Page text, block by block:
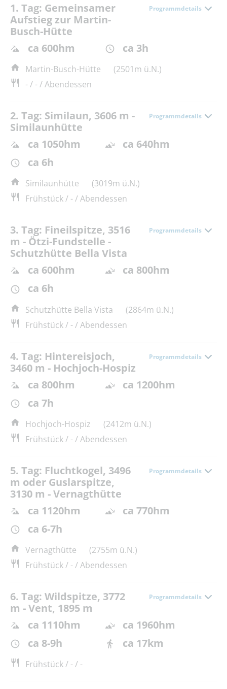
1. Tag: Gemeinsamer
Aufstieg zur Martin-
Busch-Hütte
Programmdetails
ca 600hm ca 3h
Martin-Busch-Hütte
(2501m ü.N.)
- / - / Abendessen
2. Tag: Similaun, 3606 m -
Similaunhütte
Programmdetails
ca 1050hm
ca 640hm
ca 6h
Similaunhütte
(3019m ü.N.)
Frühstück / - / Abendessen
3. Tag: Fineilspitze, 3516
m - Ötzi-Fundstelle -
Schutzhütte Bella Vista
Programmdetails
ca 600hm
ca 800hm
ca 6h
Schutzhütte Bella Vista
(2864m ü.N.)
Frühstück / - / Abendessen
4. Tag: Hintereisjoch,
3460 m - Hochjoch-Hospiz
Programmdetails
ca 800hm
ca 1200hm
ca 7h
Hochjoch-Hospiz
(2412m ü.N.)
Frühstück / - / Abendessen
5. Tag: Fluchtkogel, 3496
m oder Guslarspitze,
3130 m - Vernagthütte
Programmdetails
ca 1120hm
ca 770hm
ca 6-7h
Vernagthütte
(2755m ü.N.)
Frühstück / - / Abendessen
6. Tag: Wildspitze, 3772
m - Vent, 1895 m
Programmdetails
ca 1110hm
ca 1960hm
ca 8-9h
ca 17km
Frühstück / - / -